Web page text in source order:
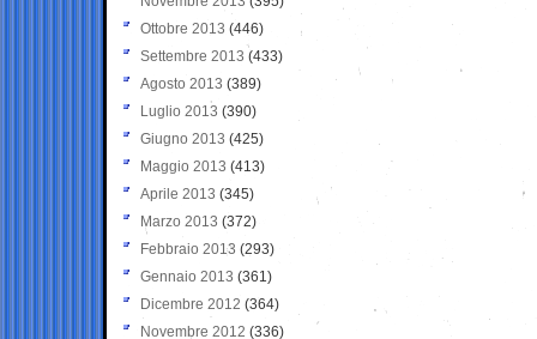
Ottobre 2013 (446)
Settembre 2013 (433)
Agosto 2013 (389)
Luglio 2013 (390)
Giugno 2013 (425)
Maggio 2013 (413)
Aprile 2013 (345)
Marzo 2013 (372)
Febbraio 2013 (293)
Gennaio 2013 (361)
Dicembre 2012 (364)
Novembre 2012 (336)